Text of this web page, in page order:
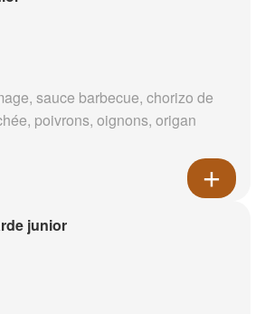
sauce barbecue, chorizo de
poivrons, oignons, origan
junior